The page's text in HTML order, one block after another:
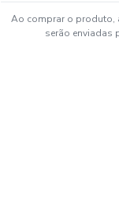
Ao comprar o produto,
serão enviadas